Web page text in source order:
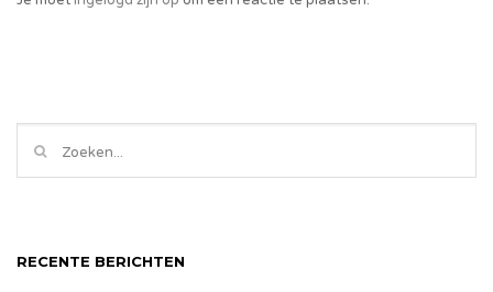
RECENTE BERICHTEN